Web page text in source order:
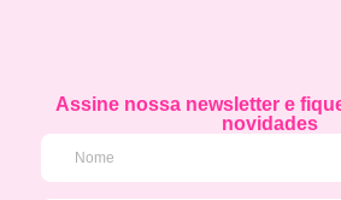
Assine nossa newsletter e
novidades